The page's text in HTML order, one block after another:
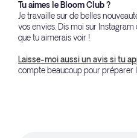
Tu aimes le Bloom Club ?
Je travaille sur de belles
vos envies. Dis moi sur Instagram
que tu aimerais voir !
Laisse-moi aussi un avis si tu
compte beaucoup pour préparer